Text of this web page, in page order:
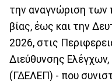
την αναγνώριση
βίας, έως και την
2026, στις
Διεύθυνσης
(ΓΔΕΛΕΠ) - που